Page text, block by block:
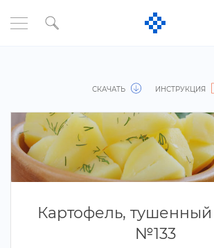
СКАЧАТЬ ИНСТРУКЦИЯ
Картофель, тушенный
№133